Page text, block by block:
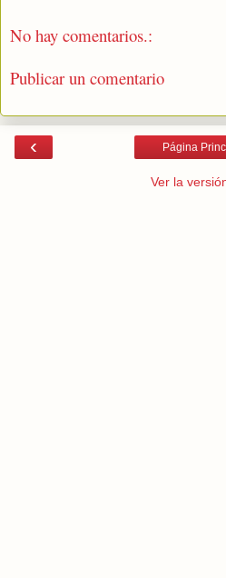
No hay comentarios.:
Publicar un comentario
‹ Página
Ver la